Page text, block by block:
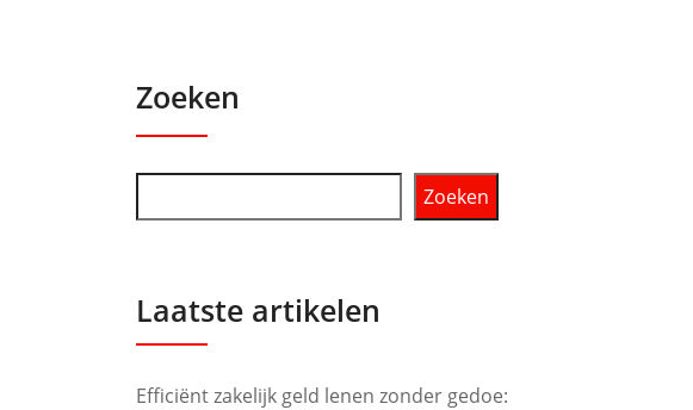
Zoeken
Zoeken
Laatste artikelen
Efficiënt zakelijk geld lenen zonder gedoe: